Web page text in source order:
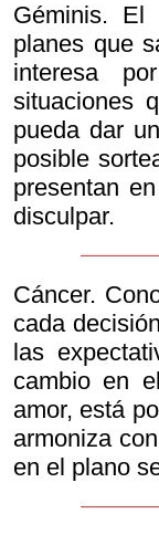
Géminis.
planes que
interesa
situaciones
pueda dar
posible
presentan
disculpar.
Cáncer.
cada
las
cambio en
amor, está
armoniza
en el plano